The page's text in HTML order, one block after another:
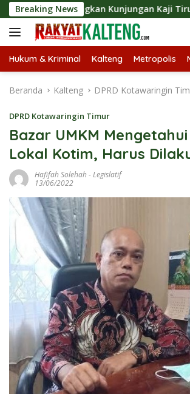
Langsung
ke
konten
Breaking NewsKunjungan Kaji Tiru Ke Pemkab
Hukum & Kriminal Kalteng Metropolis
Beranda Kalteng DPRD Kotawaringin
DPRD Kotawaringin Timur
Bazar UMKM
Lokal Kotim, Harus
Hafifah Solehah -Legislatif
13/06/2022